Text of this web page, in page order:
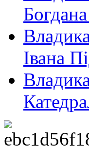
Івана